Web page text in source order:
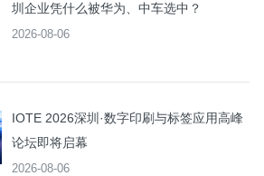
圳企业凭什么被华为、中车选中？
2026-08-06
IOTE 2026深圳·数字印刷与标签应用高峰
论坛即将启幕
2026-08-06